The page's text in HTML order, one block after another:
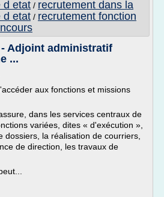
d etat / recrutement dans la
d etat / recrutement fonction
- Adjoint administratif
...
aux fonctions et missions
dans les services centraux de
variées, dites « d'exécution »,
dossiers, la réalisation de courriers,
de direction, les travaux de